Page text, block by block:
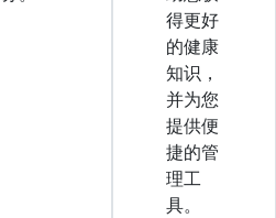
得更好
的健康
知识，
并为您
提供便
捷的管
理工
具。